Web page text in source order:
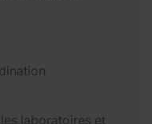
laboratoires et